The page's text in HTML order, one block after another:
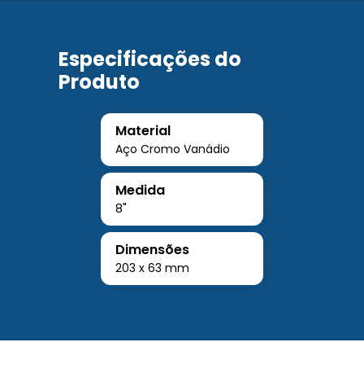
Especificações do
Produto
Material
Aço Cromo Vanádio
Medida
8"
Dimensões
203 x 63 mm